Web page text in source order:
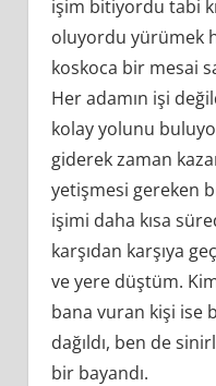
işim bitiyordu tabi
oluyordu yürümek
koskoca bir mesai
Her adamın işi
kolay yolunu
giderek zaman
yetişmesi gereken
işimi daha kısa
karşıdan karşıya
ve yere düştüm.
bana vuran kişi ise
dağıldı, ben de
bir bayandı.